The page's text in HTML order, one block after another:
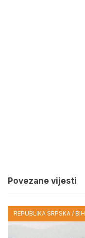
Povezane vijesti
REPUBLIKA SRPSKA / BIH